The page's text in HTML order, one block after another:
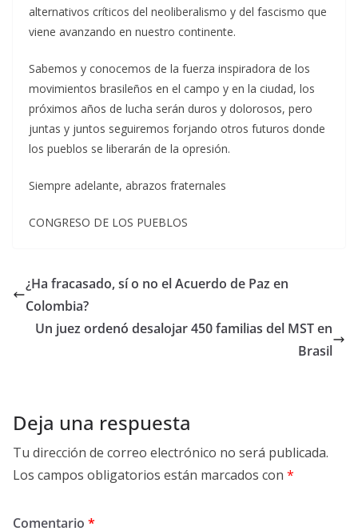
alternativos críticos del neoliberalismo y del fascismo que
viene avanzando en nuestro continente.
Sabemos y conocemos de la fuerza inspiradora de los
movimientos brasileños en el campo y en la ciudad, los
próximos años de lucha serán duros y dolorosos, pero
juntas y juntos seguiremos forjando otros futuros donde
los pueblos se liberarán de la opresión.
Siempre adelante, abrazos fraternales
CONGRESO DE LOS PUEBLOS
¿Ha fracasado, sí o no el Acuerdo de Paz en
Colombia?
Un juez ordenó desalojar 450 familias del MST en
Brasil
Deja una respuesta
Tu dirección de correo electrónico no será publicada.
Los campos obligatorios están marcados con *
Comentario *